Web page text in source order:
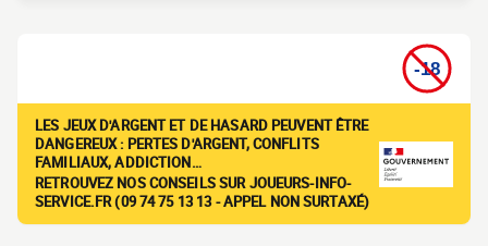
LES JEUX D'ARGENT ET DE HASARD PEUVENT ÊTRE
DANGEREUX : PERTES D'ARGENT, CONFLITS
FAMILIAUX, ADDICTION…
RETROUVEZ NOS CONSEILS SUR JOUEURS-INFO-
SERVICE.FR (09 74 75 13 13 - APPEL NON SURTAXÉ)